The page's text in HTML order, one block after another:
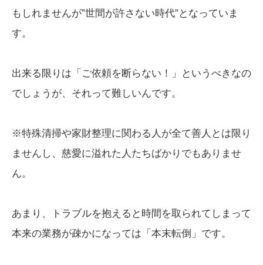
もしれませんが”世間が許さない時代”となっていま
す。
出来る限りは「ご依頼を断らない！」というべきなの
でしょうが、それって難しいんです。
※特殊清掃や家財整理に関わる人が全て善人とは限り
ませんし、慈愛に溢れた人たちばかりでもありませ
ん。
あまり、トラブルを抱えると時間を取られてしまって
本来の業務が疎かになっては「本末転倒」です。